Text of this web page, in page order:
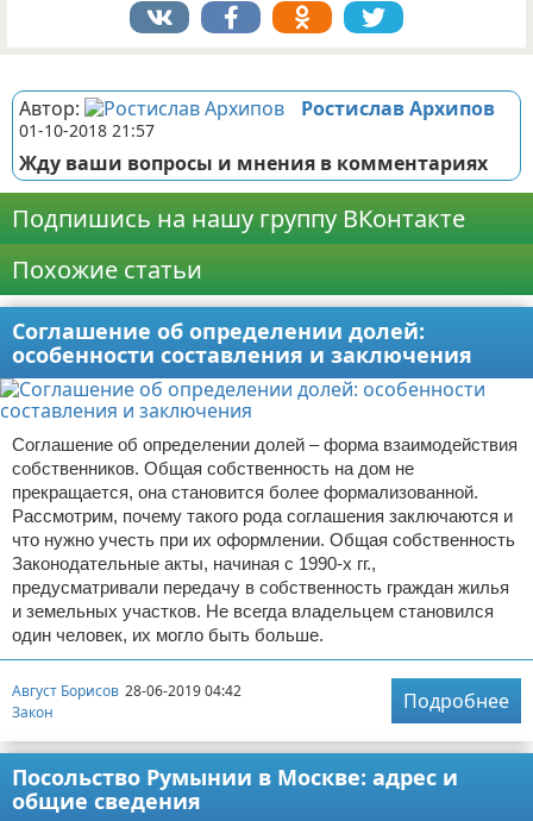
Автор: Ростислав Архипов
01-10-2018 21:57
Жду ваши вопросы и мнения в комментариях
Подпишись на нашу группу ВКонтакте
Похожие статьи
Соглашение об определении долей:
особенности составления и заключения
Соглашение об определении долей – форма взаимодействия
собственников. Общая собственность на дом не
прекращается, она становится более формализованной.
Рассмотрим, почему такого рода соглашения заключаются и
что нужно учесть при их оформлении. Общая собственность
Законодательные акты, начиная с 1990-х гг.,
предусматривали передачу в собственность граждан жилья
и земельных участков. Не всегда владельцем становился
один человек, их могло быть больше.
Август Борисов 28-06-2019 04:42
Закон
Подробнее
Посольство Румынии в Москве: адрес и
общие сведения